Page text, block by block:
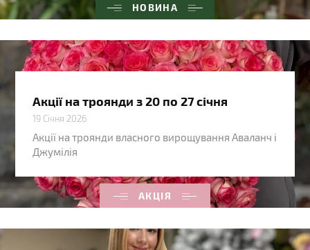
НОВИНА
АКЦІЯ
Акції на троянди з 20 по 27 січня
19 Січня 2026
Акції на троянди власного вирощування Аваланч і
Джумілія